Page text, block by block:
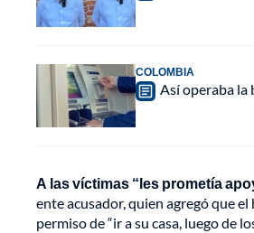
COLOMBIA
Así operaba la
A las víctimas “les prometía
ente acusador, quien agregó que
permiso de “ir a su casa, luego de